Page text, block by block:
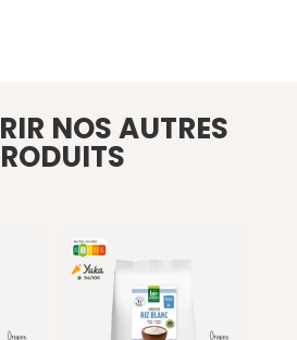
NOS AUTRES